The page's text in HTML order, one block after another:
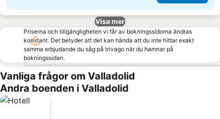
Visa mer
Priserna och tillgängligheten vi får av bokningssidorna ändras
konstant. Det betyder att det kan hända att du inte hittar exakt
samma erbjudande du såg på trivago när du hamnar på
bokningssidan.
Vanliga frågor om Valladolid
Andra boenden i Valladolid